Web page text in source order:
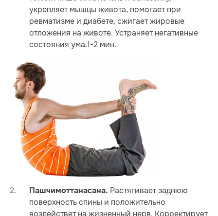
укрепляет мышцы живота, помогает при
ревматизме и диабете, сжигает жировые
отложения на животе. Устраняет негативные
состояния ума.1-2 мин.
Пашчимоттанасана. Растягивает заднюю
поверхность спины и положительно
воздействет на жизненный нерв. Корректирует